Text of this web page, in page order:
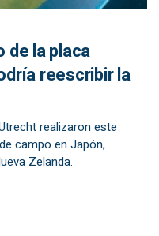
de la placa
reescribir la
realizaron este
campo en Japón,
Zelanda.